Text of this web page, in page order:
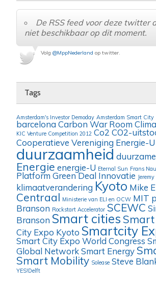
De RSS feed voor deze twitter
niet beschikbaar op dit moment.
Volg @MppNederland op twitter.
Tags
Amsterdam's Investor Demoday Amsterdam Smart City
barcelona Carbon War Room
KIC Venture Competition 2012 Co2 CO2-
Cooperatieve Vereniging Energie-U
duurzaamheid
Energie energie-U Eternal Sun Frans
Platform Green Deal Innovatie
klimaatverandering Kyoto Mike
Centraal Ministerie van ELI en OCW MIT
Branson Rockstart Accelerator SCEWC
Branson Smart cities
City Expo Kyoto Smartcity
Smart City Expo World Congress
Global NetworkSmart Energy
Smart Mobility Solease Steve
YES!Delft